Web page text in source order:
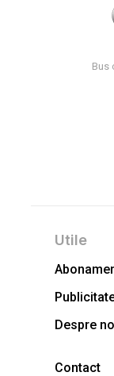
Bus
Utile
Despre
Contact